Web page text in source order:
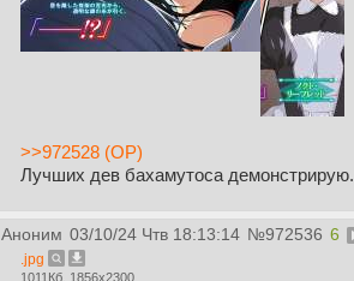
>>972528 (OP)
Лучших дев бахамутоса демонстрирую.
Аноним 03/10/24 Чтв 18:13:14 №972536 6
.jpg
1011Кб, 1856x2300